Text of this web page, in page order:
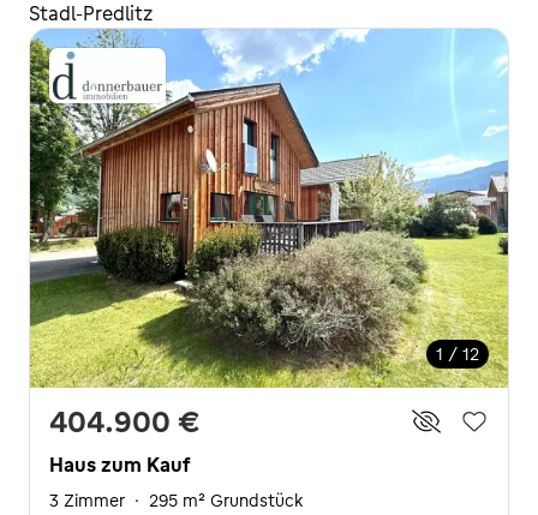
Stadl-Predlitz
1 / 12
404.900 €
Haus zum Kauf
3 Zimmer · 295 m² Grundstück